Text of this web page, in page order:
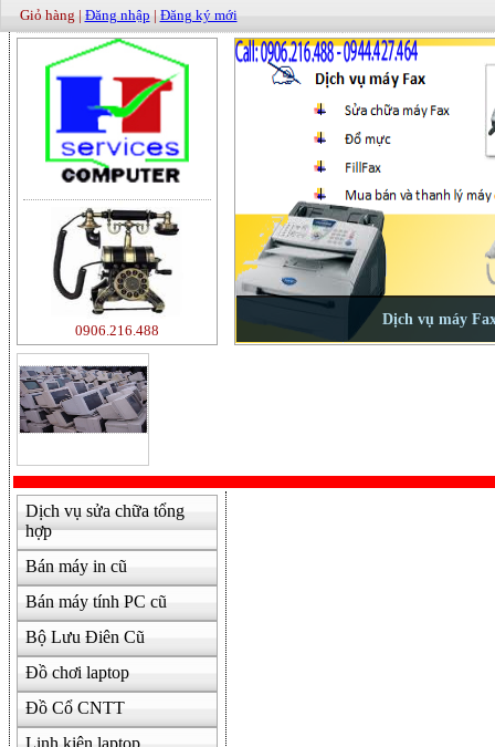
Giỏ hàng | Đăng nhập | Đăng ký mới
0906.216.488
Dịch vụ sửa chữa tổng
hợp
Bán máy in cũ
Bán máy tính PC cũ
Bộ Lưu Điên Cũ
Đồ chơi laptop
Đồ Cổ CNTT
Linh kiện laptop